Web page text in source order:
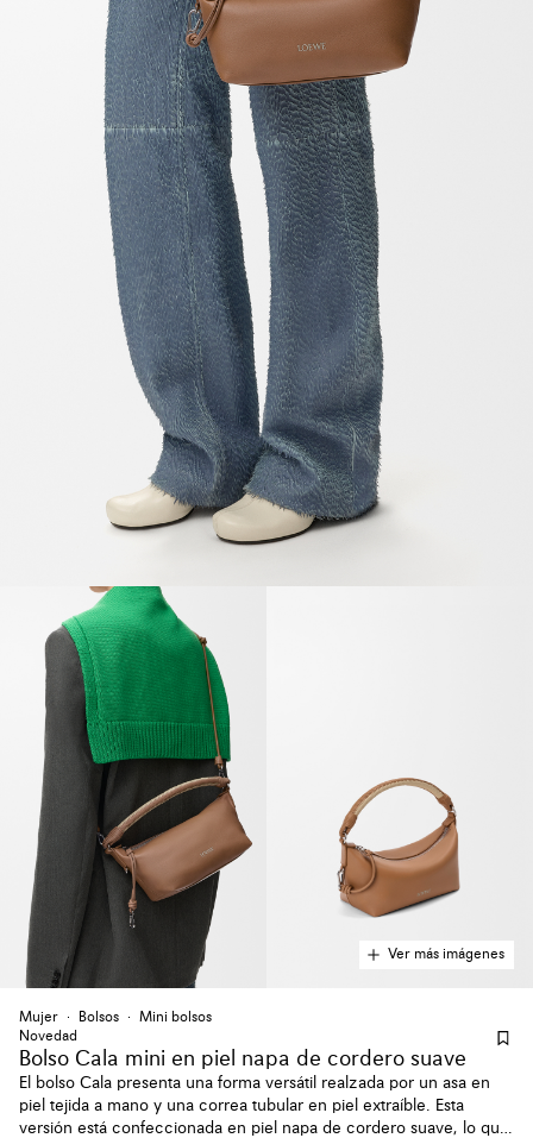
Ver más imágenes
Mujer Bolsos
Mini bolsos
Novedad
Bolso Cala mini en piel napa de cordero suave
El bolso Cala presenta una forma versátil realzada por un asa en
piel tejida a mano y una correa tubular en piel extraíble. Esta
versión está confeccionada en piel napa de cordero suave, lo que